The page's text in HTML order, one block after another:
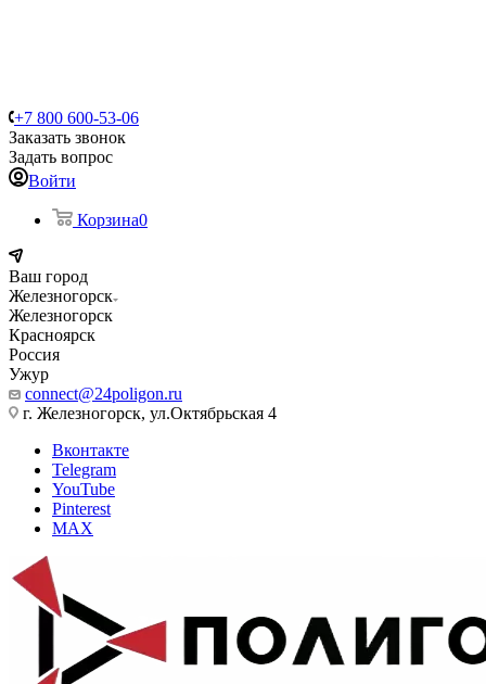
+7 800 600-53-06
Заказать звонок
Задать вопрос
Войти
Корзина0
Ваш город
Железногорск
Железногорск
Красноярск
Россия
Ужур
connect@24poligon.ru
г. Железногорск, ул.Октябрьская 4
Вконтакте
Telegram
YouTube
Pinterest
MAX